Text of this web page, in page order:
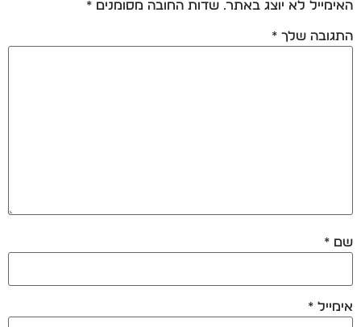
האימייל לא יוצג באתר. שדות החובה מסומנים *
התגובה שלך *
שם *
אימייל *